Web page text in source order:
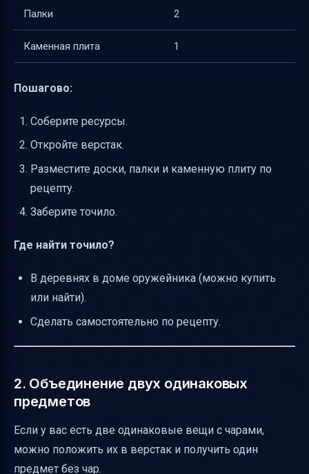
Палки 2
Каменная плита 1
Пошагово:
Соберите ресурсы.
Откройте верстак.
Разместите доски, палки и каменную плиту по
рецепту.
Заберите точило.
Где найти точило?
В деревнях в доме оружейника (можно купить
или найти).
Сделать самостоятельно по рецепту.
2. Объединение двух одинаковых
предметов
Если у вас есть две одинаковые вещи с чарами,
можно положить их в верстак и получить один
предмет без чар.